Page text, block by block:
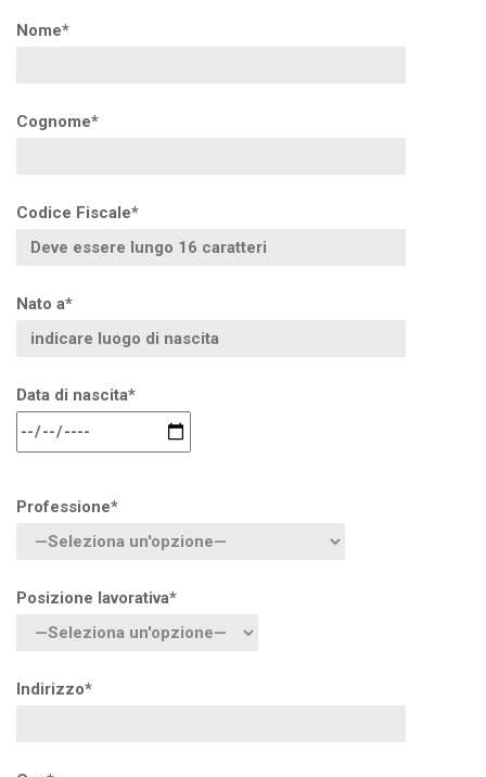
Nome*
Cognome*
Codice Fiscale*
Nato a*
Data di nascita*
Professione*
Posizione lavorativa*
Indirizzo*